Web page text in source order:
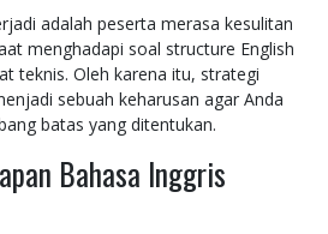
adalah peserta merasa kesulitan
menghadapi soal structure English
teknis. Oleh karena itu, strategi
sebuah keharusan agar Anda
batas yang ditentukan.
Bahasa Inggris